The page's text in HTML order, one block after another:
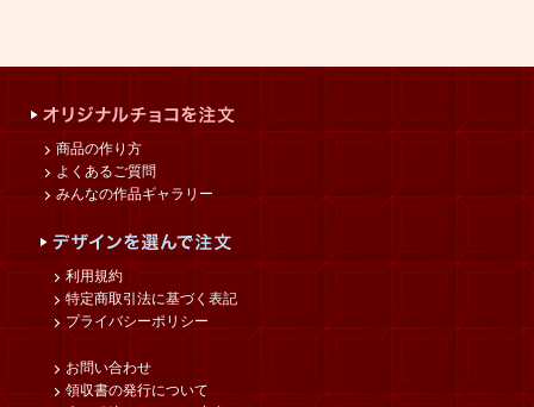
商品の作り方
よくあるご質問
みんなの作品ギャラリー
利用規約
特定商取引法に基づく表記
プライバシーポリシー
お問い合わせ
領収書の発行について